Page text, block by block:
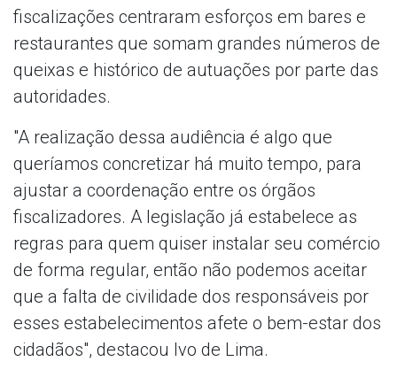
fiscalizações centraram esforços em bares e
restaurantes que somam grandes números de
queixas e histórico de autuações por parte das
autoridades.
"A realização dessa audiência é algo que
queríamos concretizar há muito tempo, para
ajustar a coordenação entre os órgãos
fiscalizadores. A legislação já estabelece as
regras para quem quiser instalar seu comércio
de forma regular, então não podemos aceitar
que a falta de civilidade dos responsáveis por
esses estabelecimentos afete o bem-estar dos
cidadãos", destacou Ivo de Lima.